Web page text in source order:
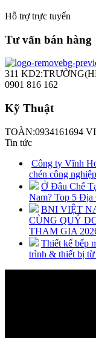
Hỗ trợ trực tuyến
Tư vấn bán hàng
311
0901 816 162
Kỹ Thuật
TOÀN:0934161694
Tin tức
Công ty Vĩnh
chén công
Ở Đâu Chế
Nam? Top 5
BNI VIỆT
CÙNG QUÝ
THAM GIA
Thiết kế bếp
trình & thiết bị